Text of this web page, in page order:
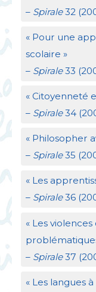
– Spirale32
« Pour une
scolaire »
– Spirale33
« Citoyenneté
– Spirale34
« Philosopher
– Spirale35
« Les
– Spirale36
« Les
– Spirale37
« Les langues à